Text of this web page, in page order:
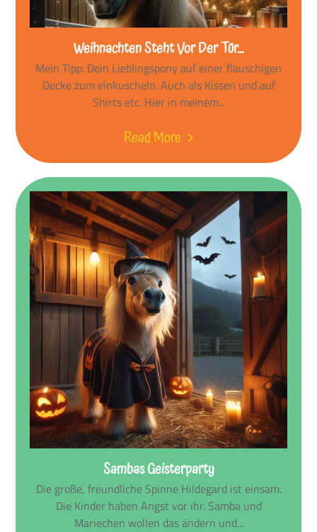
Weihnachten Steht Vor Der Tür…
Mein Tipp: Dein Lieblingspony auf einer flauschigen
Decke zum einkuscheln. Auch als Kissen und auf
Shirts etc. Hier in meinem...
Read More
Sambas Geisterparty
Die große, freundliche Spinne Hildegard ist einsam.
Die Kinder haben Angst vor ihr. Samba und
Mariechen wollen das ändern und...